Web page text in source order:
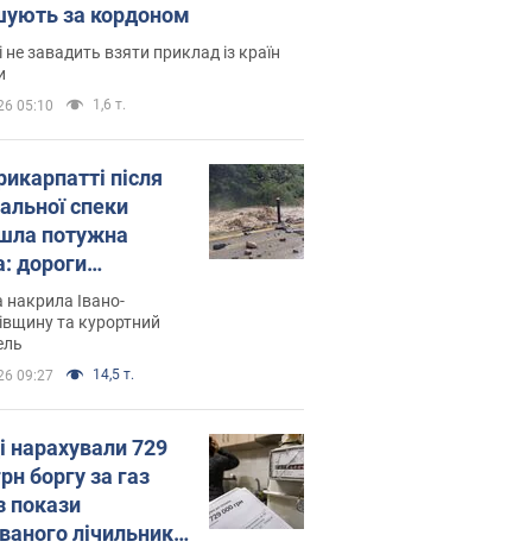
за кордоном
не завадить взяти приклад із країн
05:10 1,6 т.
після
спеки
потужна
дороги
на
Відео
накрила Івано-
та курортний
09:27 14,5 т.
нарахували 729
боргу за газ
покази
лічильника: